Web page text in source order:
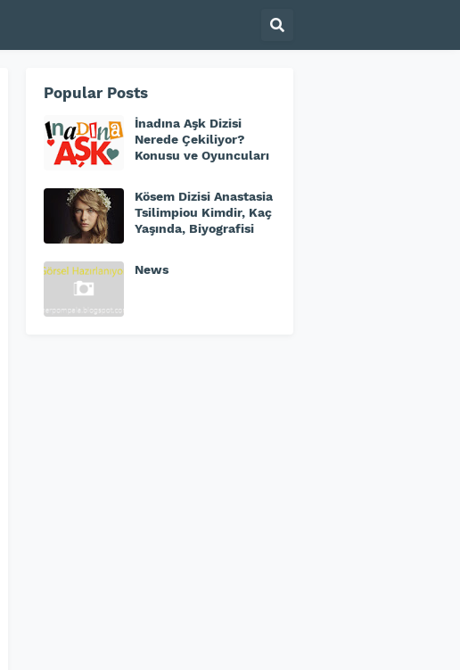
Popular Posts
İnadına Aşk Dizisi
Nerede Çekiliyor?
Konusu ve Oyuncuları
Kösem Dizisi Anastasia
Tsilimpiou Kimdir, Kaç
Yaşında, Biyografisi
News